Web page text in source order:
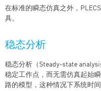
在标准的瞬态仿真之外，
具。
稳态分析
稳态分析（Steady-state
稳定工作点，而无需仿真起始
路的模型，这种情况下系统时